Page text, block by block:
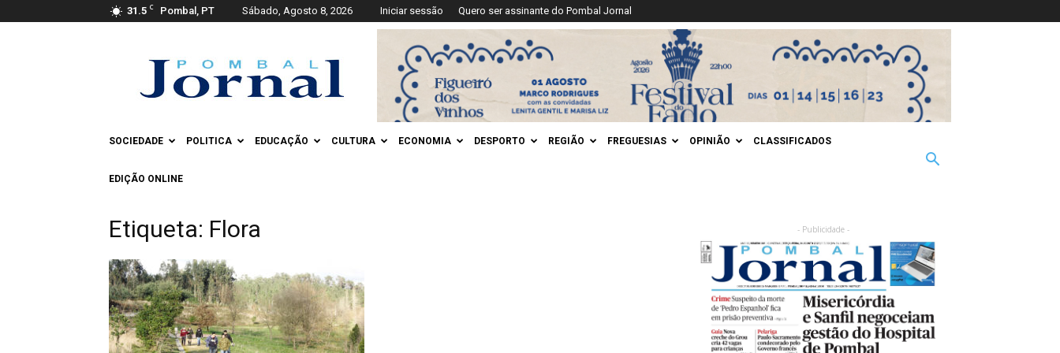
31.5 C Pombal, PT Sábado, Agosto 8, 2026 Iniciar sessão Quero ser assinante do Pombal Jornal
Jornal
SOCIEDADE POLITICA EDUCAÇÃO CULTURA ECONOMIA DESPORTO REGIÃO FREGUESIAS OPINIÃO CLASSIFICADOS
EDIÇÃO ONLINE
Etiqueta: Flora - Publicidade -